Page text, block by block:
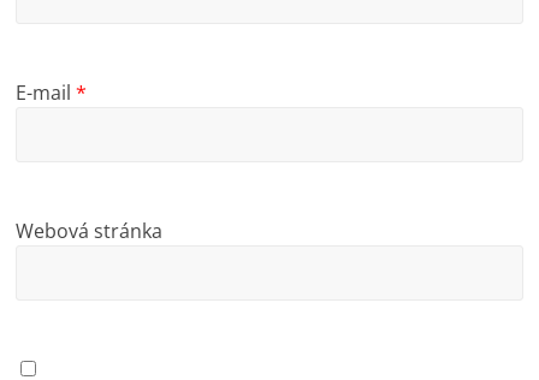
E-mail*
Webová stránka